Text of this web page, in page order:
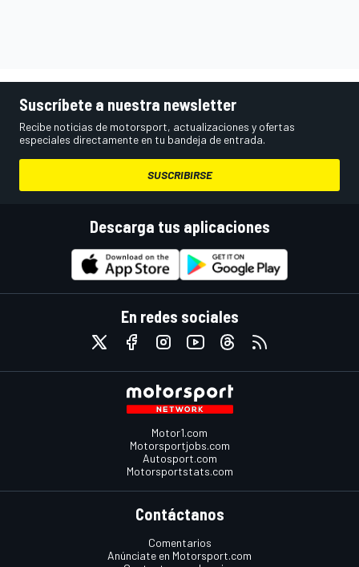
Suscríbete a nuestra newsletter
Recibe noticias de motorsport, actualizaciones y ofertas
especiales directamente en tu bandeja de entrada.
SUSCRIBIRSE
Descarga tus aplicaciones
En redes sociales
Motor1.com
Motorsportjobs.com
Autosport.com
Motorsportstats.com
Contáctanos
Comentarios
Anúnciate en Motorsport.com